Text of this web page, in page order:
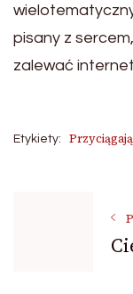
pisany z
zalewać
Etykiety: